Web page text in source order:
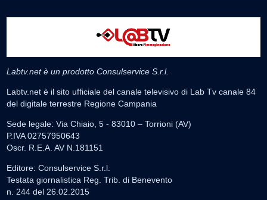
Labtv.net è un prodotto Consulservice S.r.l.
Labtv.net è il sito ufficiale del canale televisivo di Lab Tv canale 84
del digitale terrestre Regione Campania
Sede legale: Via Chiaio, 5 - 83010 – Torrioni (AV)
P.IVA 02757950643
Oscr. R.E.A. AV N.181151
Editore: Consulservice S.r.l.
Testata giornalistica Reg. Trib. di Benevento
n. 244 del 26.02.2015